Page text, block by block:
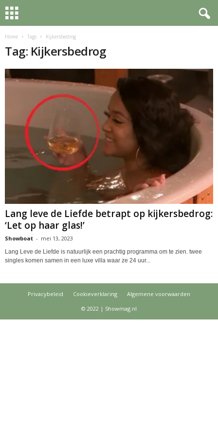
Home Tags Kijkersbedrog
Tag: Kijkersbedrog
Lang leve de Liefde betrapt op kijkersbedrog:
‘Let op haar glas!’
Showboat - mei 13, 2023
Lang Leve de Liefde is natuurlijk een prachtig programma om te zien. twee
singles komen samen in een luxe villa waar ze 24 uur...
Privacybeleid Cookieverklaring
Algemene voorwaarden
© 2022 | Showmag.nl